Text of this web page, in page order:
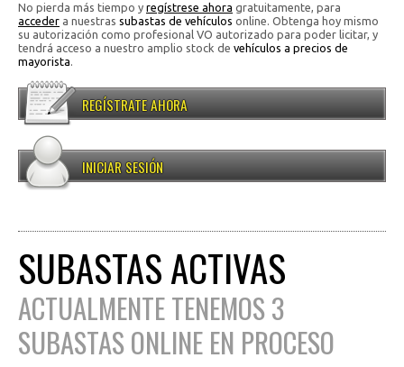
No pierda más tiempo y regístrese ahora gratuitamente, para
acceder a nuestras subastas de vehículos online. Obtenga hoy mismo
su autorización como profesional VO autorizado para poder licitar, y
tendrá acceso a nuestro amplio stock de vehículos a precios de
mayorista.
REGÍSTRATE AHORA
INICIAR SESIÓN
SUBASTAS ACTIVAS
ACTUALMENTE TENEMOS 3
SUBASTAS ONLINE EN PROCESO